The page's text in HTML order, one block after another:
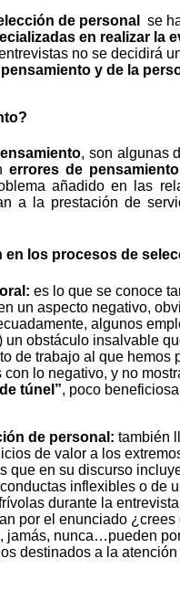
de personal
se
en realizar la
no se decidirá
y de la
, son algunas
errores de
añadido en las
a la prestación de
los procesos de
es lo que se conoce
un aspecto negativo,
algunos
obstáculo insalvable
de trabajo al que hemos
lo negativo, y no
túnel”, poco
de personal: también
de valor a los
en su discurso
inflexibles o de
durante la
por el enunciado
nunca…pueden
destinados a la